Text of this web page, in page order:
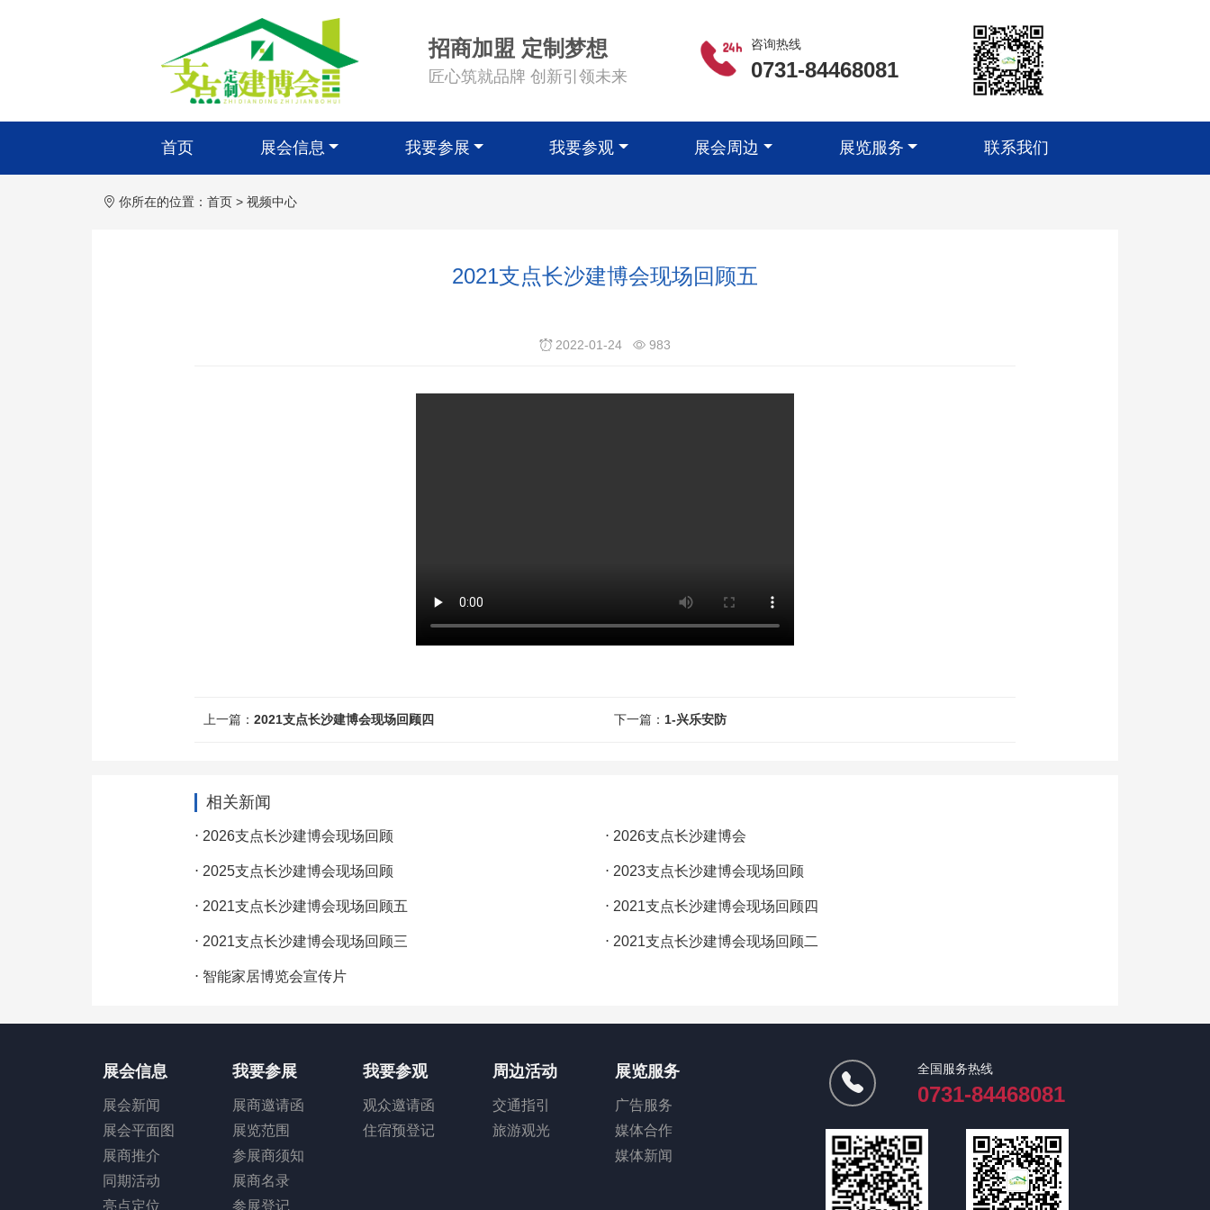
招商加盟 定制梦想
匠心筑就品牌 创新引领未来
咨询热线
0731-84468081
首页 展会信息 我要参展 我要参观 展会周边 展览服务 联系我们
你所在的位置： 首页 > 视频中心
2021支点长沙建博会现场回顾五
2022-01-24 983
上一篇： 2021支点长沙建博会现场回顾四 下一篇： 1-兴乐安防
相关新闻
⋅ 2026支点长沙建博会现场回顾 ⋅ 2026支点长沙建博会
⋅ 2025支点长沙建博会现场回顾 ⋅ 2023支点长沙建博会现场回顾
⋅ 2021支点长沙建博会现场回顾五 ⋅ 2021支点长沙建博会现场回顾四
⋅ 2021支点长沙建博会现场回顾三 ⋅ 2021支点长沙建博会现场回顾二
⋅ 智能家居博览会宣传片
展会信息
展会新闻
展会平面图
展商推介
同期活动
亮点定位
我要参展
展商邀请函
展览范围
参展商须知
展商名录
参展登记
我要参观
观众邀请函
住宿预登记
周边活动
交通指引
旅游观光
展览服务
广告服务
媒体合作
媒体新闻
全国服务热线
0731-84468081